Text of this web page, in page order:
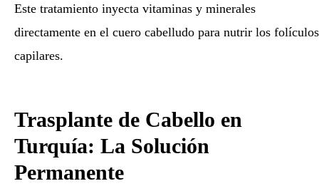
Este tratamiento inyecta vitaminas y minerales
directamente en el cuero cabelludo para nutrir los folículos
capilares.
Trasplante de Cabello en
Turquía: La Solución
Permanente